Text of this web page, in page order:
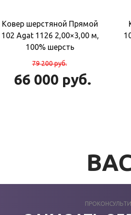
Ковер шерстяной Прямой
102 Agat 1126 2,00×3,00 м,
100% шерсть
79 200руб.
66 000 руб.